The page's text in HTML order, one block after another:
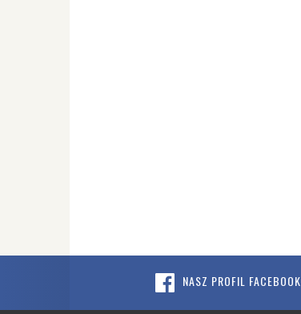
NASZ PROFIL FACEBOOK